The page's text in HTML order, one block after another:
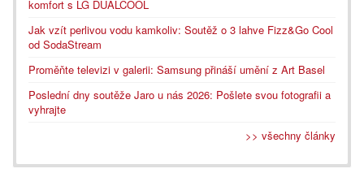
komfort s LG DUALCOOL
Jak vzít perlivou vodu kamkoliv: Soutěž o 3 lahve Fizz&Go Cool
od SodaStream
Proměňte televizi v galerii: Samsung přináší umění z Art Basel
Poslední dny soutěže Jaro u nás 2026: Pošlete svou fotografii a
vyhrajte
>> všechny články